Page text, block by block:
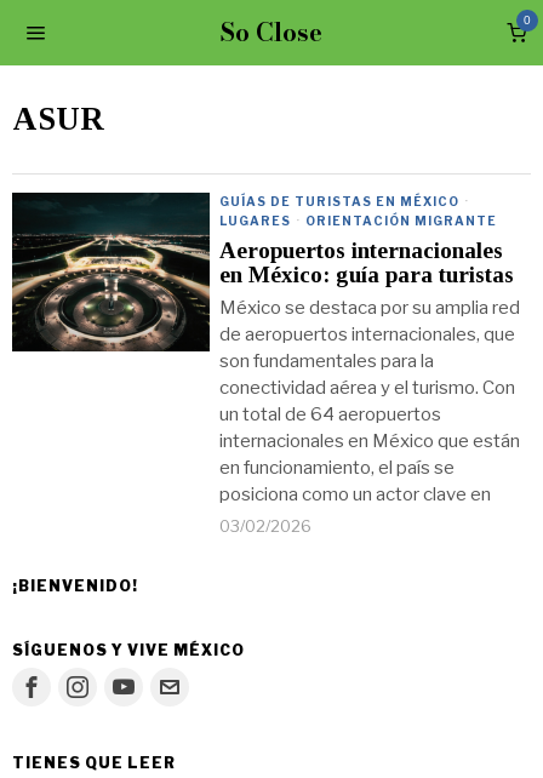
So Close 0
ASUR
GUÍAS DE TURISTAS EN MÉXICO ·
LUGARES · ORIENTACIÓN MIGRANTE
Aeropuertos internacionales
en México: guía para turistas
México se destaca por su amplia red
de aeropuertos internacionales, que
son fundamentales para la
conectividad aérea y el turismo. Con
un total de 64 aeropuertos
internacionales en México que están
en funcionamiento, el país se
posiciona como un actor clave en
03/02/2026
¡BIENVENIDO!
SÍGUENOS Y VIVE MÉXICO
TIENES QUE LEER